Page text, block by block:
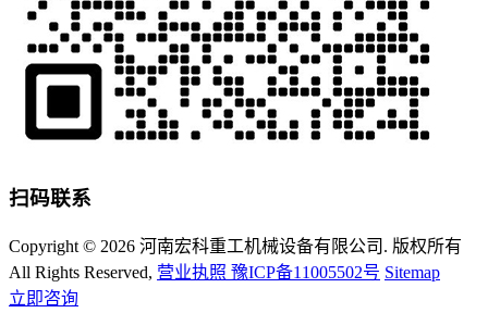
扫码联系
Copyright © 2026 河南宏科重工机械设备有限公司. 版权所有
All Rights Reserved, 营业执照 豫ICP备11005502号 Sitemap
立即咨询